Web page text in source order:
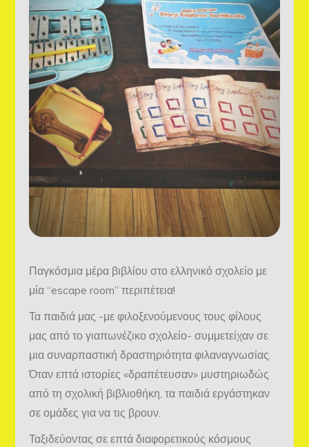
Παγκόσμια μέρα βιβλίου στο ελληνικό σχολείο με
μία “escape room” περιπέτεια!
Τα παιδιά μας -με φιλοξενούμενους τους φίλους
μας από το γιαπωνέζικο σχολείο- συμμετείχαν σε
μια συναρπαστική δραστηριότητα φιλαναγνωσίας.
Όταν επτά ιστορίες «δραπέτευσαν» μυστηριωδώς
από τη σχολική βιβλιοθήκη, τα παιδιά εργάστηκαν
σε ομάδες για να τις βρουν.
Ταξιδεύοντας σε επτά διαφορετικούς κόσμους